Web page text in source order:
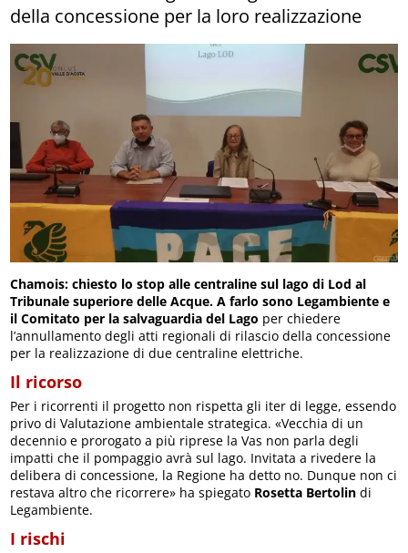
della concessione per la loro realizzazione
Chamois: chiesto lo stop alle centraline sul lago di Lod al
Tribunale superiore delle Acque. A farlo sono Legambiente e
il Comitato per la salvaguardia del Lago per chiedere
l’annullamento degli atti regionali di rilascio della concessione
per la realizzazione di due centraline elettriche.
Il ricorso
Per i ricorrenti il progetto non rispetta gli iter di legge, essendo
privo di Valutazione ambientale strategica. «Vecchia di un
decennio e prorogato a più riprese la Vas non parla degli
impatti che il pompaggio avrà sul lago. Invitata a rivedere la
delibera di concessione, la Regione ha detto no. Dunque non ci
restava altro che ricorrere» ha spiegato Rosetta Bertolin di
Legambiente.
I rischi